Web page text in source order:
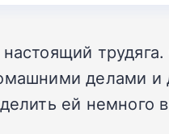
делами и
ей немного